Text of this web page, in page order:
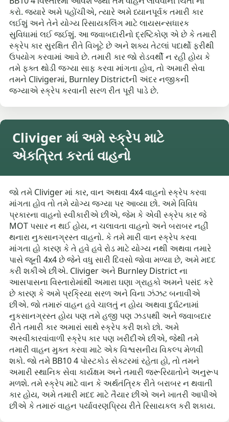
કરો. જ્યારે અમે પહોંચીએ, ત્યારે અમે ધ્યાનપૂર્વક તમારી કાર
લઈશું અને તેને યોગ્ય રિસાયકલિંગ માટે લાયસન્સધારક
સુવિધામાં લઈ જઈશું. આ જવાબદારીનો દ્રષ્ટિકોણ એ છે કે તમારી
સ્ક્રેપ કાર સુરક્ષિત રીતે વિખૂટે છે અને શક્ય તેટલાં પદાર્થો ફરીથી
ઉપયોગ કરવામાં આવે છે. તમારી કાર જો રોડવર્થી ન રહી હોય કે
તમે ફક્ત થોડી જગ્યા સાફ કરવા માંગતા હોવ, તો અમારી સેવા
તમને Clivigerમાં, Burnley Districtની અંદર નજીકની
જગ્યાએ સ્ક્રેપ કરવાની સરળ રીત પૂરી પાડે છે.
Cliviger માં અમે સ્ક્રેપ માટે
એકત્રિત કરતાં વાહનો
જો તમે Cliviger માં કાર, વાન અથવા 4x4 વાહનો સ્ક્રેપ કરવા
માંગતા હોવ તો તમે યોગ્ય જગ્યા પર આવ્યા છો. અમે વિવિધ
પ્રકારના વાહનો સ્વીકારીએ છીએ, જેમ કે એવી સ્ક્રેપ કાર જે
MOT પસાર ન થઈ હોય, ન ચલાવતા વાહનો અને બરાબર નહીં
થનારા નુકસાનગ્રસ્ત વાહનો. કે તમે મારી વાન સ્ક્રેપ કરવા
માંગતા હો કારણ કે તે હવે હવે રોડ માટે યોગ્ય નથી અથવા તમારે
પાસે જૂની 4x4 છે જેને વધુ સારી દિવસો જોવા મળ્યા છે, અમે મદદ
કરી શકીએ છીએ. Cliviger અને Burnley District ના
આસપાસના વિસ્તારોમાંથી અમારા ઘણા ગ્રાહકો અમને પસંદ કરે
છે કારણ કે અમે પ્રક્રિયા સરળ અને વિના ઝંઝટ બનાવીએ
છીએ. જો તમારું વાહન હવે ચાલતું ન હોય અથવા દુર્ઘટનામાં
નુકસાનગ્રસ્ત હોય પણ તમે હજી પણ ઝડપથી અને જવાબદાર
રીતે તમારી કાર અમારાં સાથે સ્ક્રેપ કરી શકો છો. અમે
અસ્વીકારવાંવાળી સ્ક્રેપ કાર પણ ખરીદીએ છીએ, જેથી તમે
તમારી વાહન મુક્ત કરવા માટે એક વિશ્વસનીય વિકલ્પ મેળવી
શકો. જો તમે BB10 4 પોસ્ટકોડ સેક્ટરમાં રહેતા હો, તો તમને
અમારી સ્થાનિક સેવા કાર્યક્ષમ અને તમારી જરૂરિયાતોને અનુરૂપ
મળશે. તમે સ્ક્રેપ માટે વાન કે અર્થતંત્રિક રીતે બરાબર ન થવાતી
કાર હોય, અમે તમારી મદદ માટે તૈયાર છીએ અને ખાતરી આપીએ
છીએ કે તમારું વાહન પર્યાવરણપ્રિય રીતે રિસાયકલ કરી શકાય.